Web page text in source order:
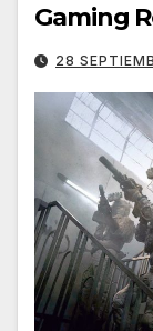
Gaming
28